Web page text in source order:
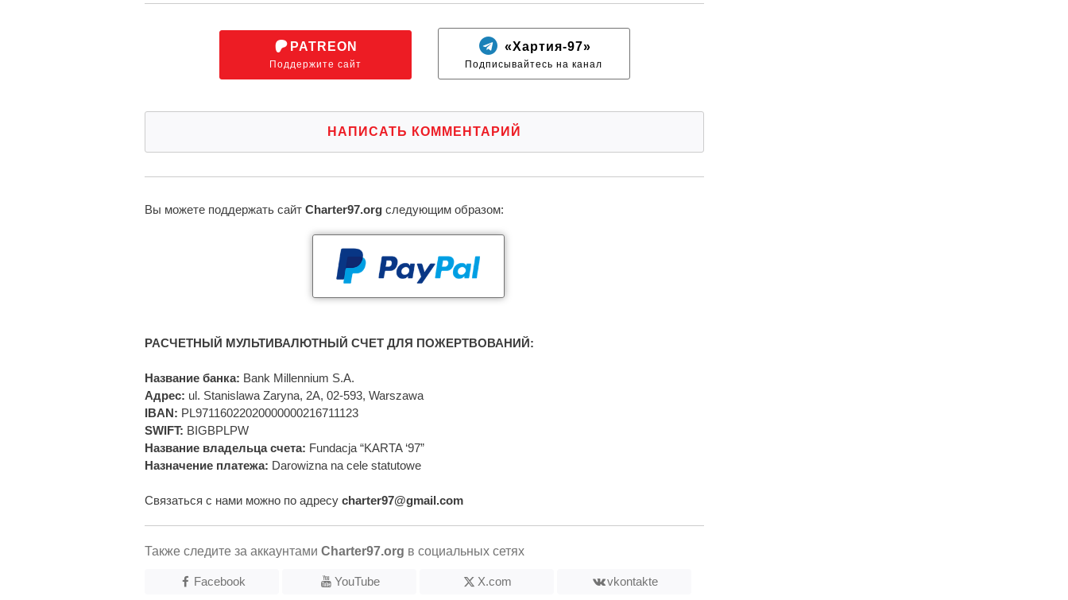
PATREON
Поддержите сайт
«Хартия-97»
Подписывайтесь на канал
НАПИСАТЬ КОММЕНТАРИЙ
Вы можете поддержать сайт Charter97.org следующим образом:
РАСЧЕТНЫЙ МУЛЬТИВАЛЮТНЫЙ СЧЕТ ДЛЯ ПОЖЕРТВОВАНИЙ:
Название банка: Bank Millennium S.A.
Адрес: ul. Stanislawa Zaryna, 2A, 02-593, Warszawa
IBAN: PL97116022020000000216711123
SWIFT: BIGBPLPW
Название владельца счета: Fundacja “KARTA ‘97”
Назначение платежа: Darowizna na cele statutowe
Связаться с нами можно по адресу charter97@gmail.com
Также следите за аккаунтами Charter97.org в социальных сетях
Facebook YouTube X.com vkontakte